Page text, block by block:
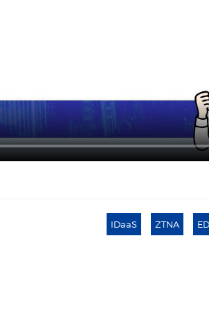
IDaaS ZTNA